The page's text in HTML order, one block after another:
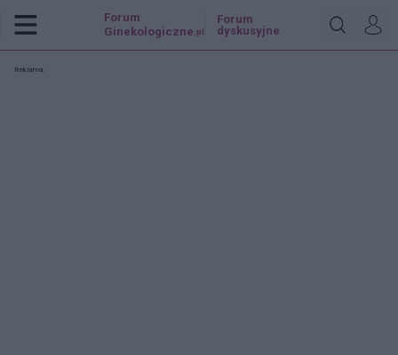
Forum
Ginekologiczne .pl
Forum
dyskusyjne
Reklama: